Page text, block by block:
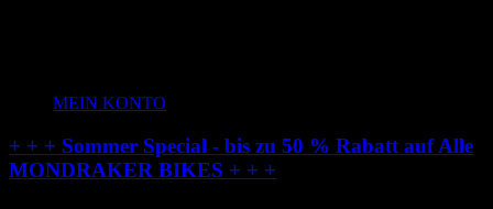
MEIN KONTO
+ + + Sommer Special - bis zu 50 % Rabatt auf Alle
MONDRAKER BIKES + + +